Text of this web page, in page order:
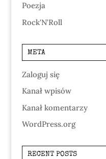
Poezja
Rock'N'Roll
META
Zaloguj się
Kanał wpisów
Kanał komentarzy
WordPress.org
RECENT POSTS